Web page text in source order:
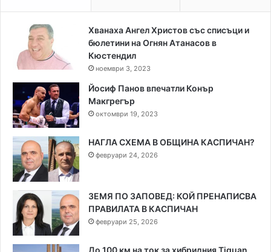
Хванаха Ангел Христов със списъци и
бюлетини на Огнян Атанасов в
Кюстендил
ноември 3, 2023
Йосиф Панов впечатли Конър
Макгрегър
октомври 19, 2023
НАГЛА СХЕМА В ОБЩИНА КАСПИЧАН?
февруари 24, 2026
ЗЕМЯ ПО ЗАПОВЕД: КОЙ ПРЕНАПИСВА
ПРАВИЛАТА В КАСПИЧАН
февруари 25, 2026
До 100 км на ток за хибридния Tiguan